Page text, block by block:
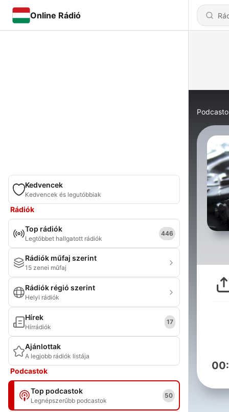
Online Rádió
Kedvencek
Kedvencek és legutóbbiak
Rádiók
Top rádiók
Legtöbbet hallgatott rádiók
446
Rádiók műfaj szerint
15 zenei műfaj
Rádiók régió szerint
Helyi rádiók
Hírek
Hírrádiók
17
Ajánlottak
A legjobb rádiók listája
Podcastok
Top podcastok
Legnépszerűbb podcastok
50